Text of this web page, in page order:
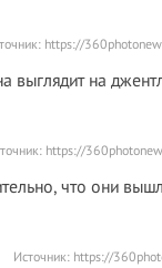
https://
выглядит на
https://
что они
Источник: https://